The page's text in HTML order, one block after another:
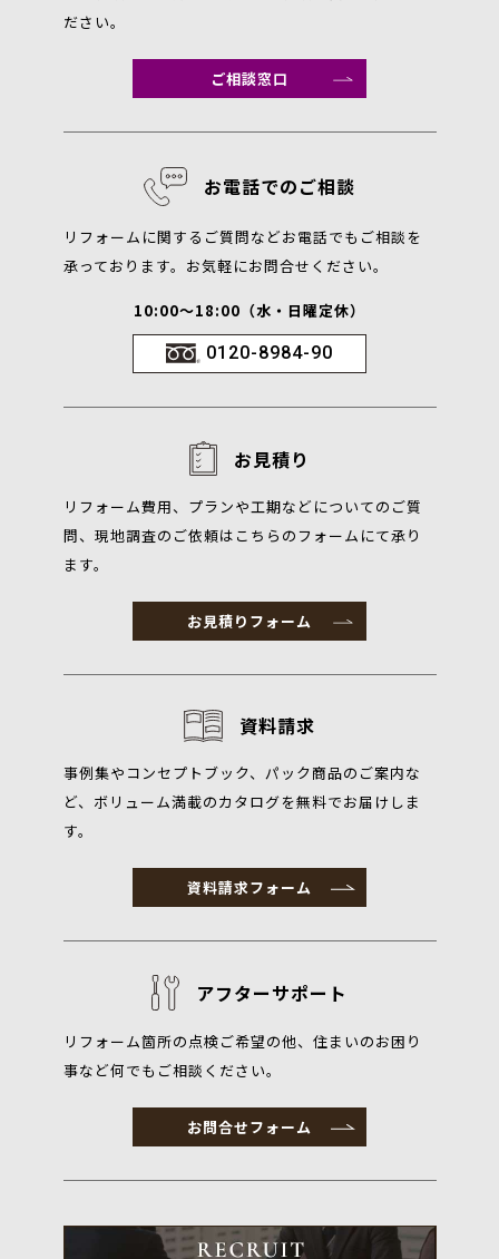
ださい。
ご相談窓口
お電話でのご相談
リフォームに関するご質問などお電話でもご相談を
承っております。お気軽にお問合せください。
10:00～18:00（水・日曜定休）
0120-8984-90
お見積り
リフォーム費用、プランや工期などについてのご質
問、現地調査のご依頼はこちらのフォームにて承り
ます。
お見積りフォーム
資料請求
事例集やコンセプトブック、パック商品のご案内な
ど、ボリューム満載のカタログを無料でお届けしま
す。
資料請求フォーム
アフターサポート
リフォーム箇所の点検ご希望の他、住まいのお困り
事など何でもご相談ください。
お問合せフォーム